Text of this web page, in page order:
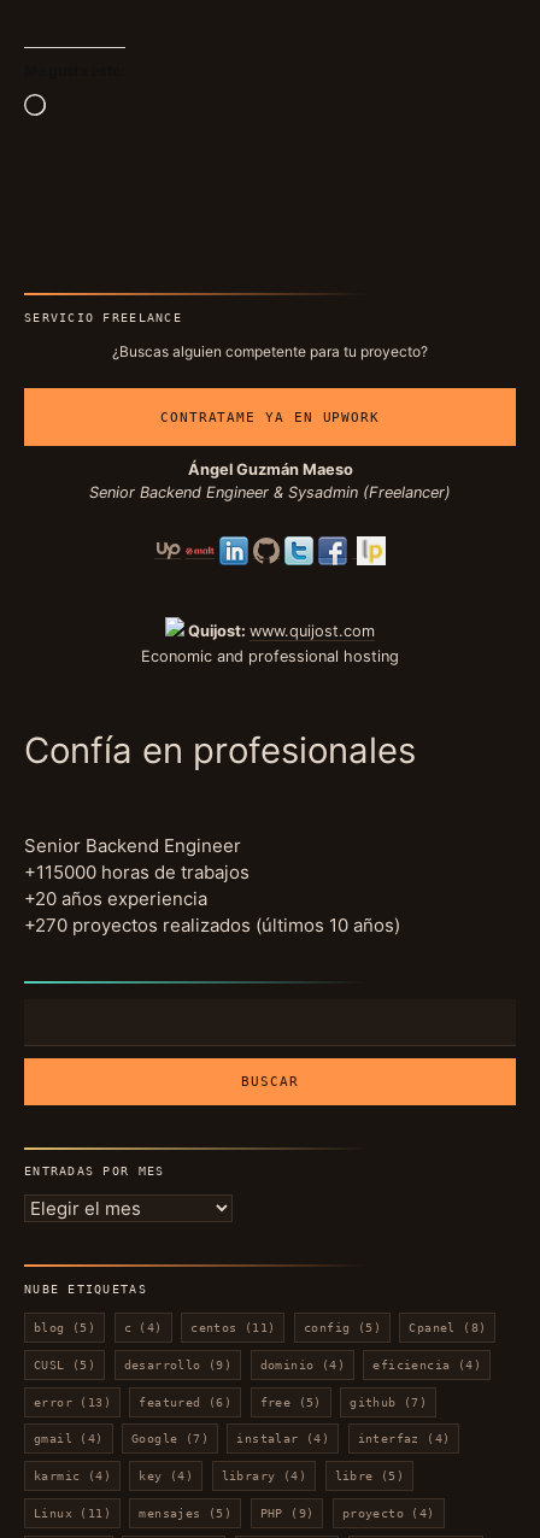
Cargando...
SERVICIO FREELANCE
¿Buscas alguien competente para tu proyecto?
CONTRATAME YA EN UPWORK
Ángel Guzmán Maeso
Senior Backend Engineer & Sysadmin (Freelancer)
Quijost: www.quijost.com
Economic and professional hosting
Confía en profesionales
Senior Backend Engineer
+115000 horas de trabajos
+20 años experiencia
+270 proyectos realizados (últimos 10 años)
ENTRADAS POR MES
Entradas
mes
NUBE ETIQUETAS
blog (5) c (4) centos (11) config (5) Cpanel (8)
CUSL (5) desarrollo (9) dominio (4) eficiencia (4)
error(13) featured (6) free (5) github (7)
gmail (4) Google (7) instalar (4) interfaz (4)
karmic (4) key (4) library (4) libre (5)
Linux (11) mensajes (5) PHP (9) proyecto (4)